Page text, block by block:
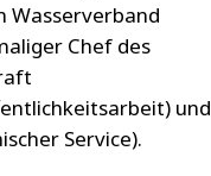
Wasserverband
Chef des
und
Service).